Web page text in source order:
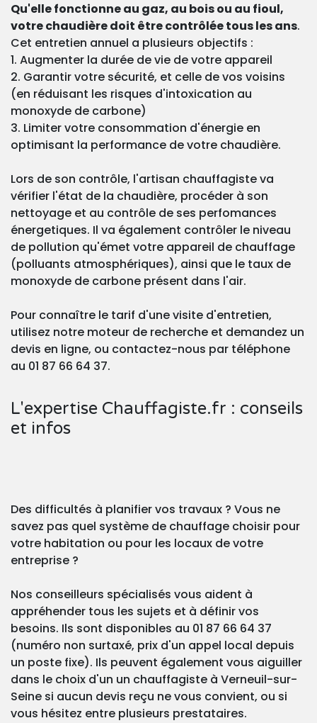
Qu'elle fonctionne au gaz, au bois ou au fioul,
votre chaudière doit être contrôlée tous les ans.
Cet entretien annuel a plusieurs objectifs :
1. Augmenter la durée de vie de votre appareil
2. Garantir votre sécurité, et celle de vos voisins
(en réduisant les risques d'intoxication au
monoxyde de carbone)
3. Limiter votre consommation d'énergie en
optimisant la performance de votre chaudière.
Lors de son contrôle, l'artisan chauffagiste va
vérifier l'état de la chaudière, procéder à son
nettoyage et au contrôle de ses perfomances
énergetiques. Il va également contrôler le niveau
de pollution qu'émet votre appareil de chauffage
(polluants atmosphériques), ainsi que le taux de
monoxyde de carbone présent dans l'air.
Pour connaître le tarif d'une visite d'entretien,
utilisez notre moteur de recherche et demandez un
devis en ligne, ou contactez-nous par téléphone
au 01 87 66 64 37.
L'expertise Chauffagiste.fr : conseils
et infos
Des difficultés à planifier vos travaux ? Vous ne
savez pas quel système de chauffage choisir pour
votre habitation ou pour les locaux de votre
entreprise ?
Nos conseilleurs spécialisés vous aident à
appréhender tous les sujets et à définir vos
besoins. Ils sont disponibles au 01 87 66 64 37
(numéro non surtaxé, prix d'un appel local depuis
un poste fixe). Ils peuvent également vous aiguiller
dans le choix d'un un chauffagiste à Verneuil-sur-
Seine si aucun devis reçu ne vous convient, ou si
vous hésitez entre plusieurs prestataires.